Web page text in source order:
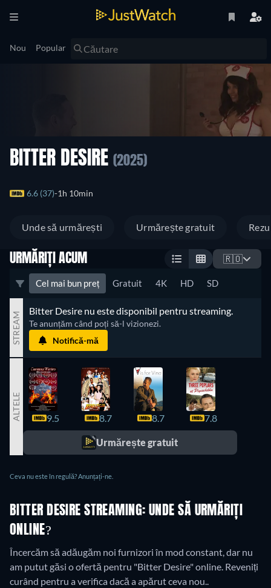
Nou Popular
BITTER DESIRE (2025)
6.6 (37) 1h 10min
Unde să urmărești Urmărește gratuit
URMĂRIȚI ACUM 🇷🇴
Cel mai bun preț Gratuit 4K HD SD
STREAM Bitter Desire nu este disponibil pentru streaming.
Te anunțăm când poți să-l vizionezi.
Notifică-mă
ALTELE 9.5 8.7 8.7 7.8
Urmărește gratuit
Ceva nu este în regulă? Anunțați-ne.
BITTER DESIRE STREAMING: UNDE SĂ URMĂRIȚI
ONLINE?
Încercăm să adăugăm noi furnizori în mod constant, dar nu
am putut găsi o ofertă pentru "Bitter Desire" online. Reveniți
curând pentru a verifica dacă a apărut ceva nou..